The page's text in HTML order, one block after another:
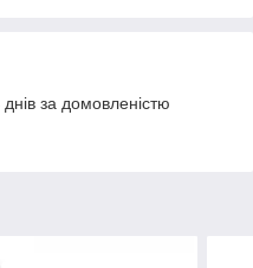
за домовленістю